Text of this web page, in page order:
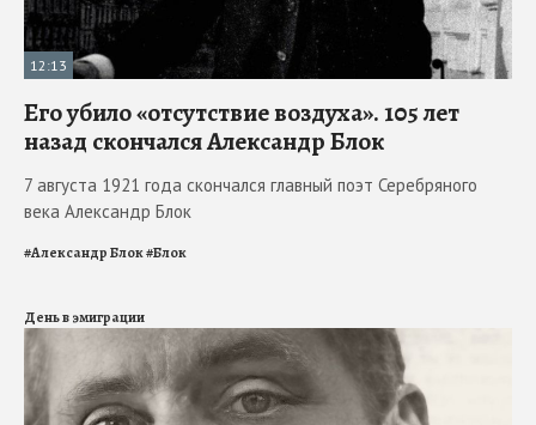
12:13
Его убило «отсутствие воздуха». 105 лет
назад скончался Александр Блок
7 августа 1921 года скончался главный поэт Серебряного
века Александр Блок
#Александр Блок#Блок
День в эмиграции